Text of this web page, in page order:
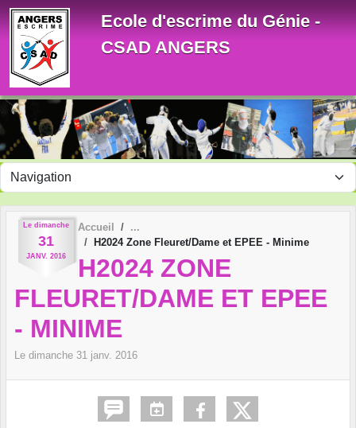
Ecole d'escrime du Génie -
CSAD ANGERS
Le dimanche
31
JANV. 2016
Accueil
H2024 Zone Fleuret/Dame et EPEE - Minime
H2024 ZONE
FLEURET/DAME ET EPEE
- MINIME
Le dimanche 31 janv. 2016
Panneau de gestion des cookies